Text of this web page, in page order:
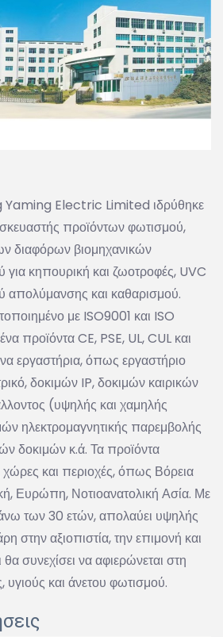
Electric Limited ιδρύθηκε
προϊόντων φωτισμού,
διαφόρων βιομηχανικών
για κηπουρική και ζωοτροφές, UVC
απολύμανσης και καθαρισμού.
με ISO9001 και ISO
προϊόντα CE, PSE, UL, CUL και
εργαστήρια, όπως εργαστήριο
δοκιμών IP, δοκιμών καιρικών
(υψηλής και χαμηλής
ηλεκτρομαγνητικής παρεμβολής
δοκιμών κ.ά. Τα προϊόντα
χώρες και περιοχές, όπως Βόρεια
Ευρώπη, Νοτιοανατολική Ασία. Με
άνω των 30 ετών, απολαύει υψηλής
στην αξιοπιστία, την επιμονή και
συνεχίσει να αφιερώνεται στη
και άνετου φωτισμού.